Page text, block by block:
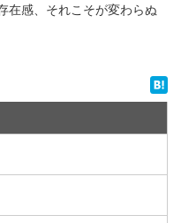
在感、それこそが変わらぬ